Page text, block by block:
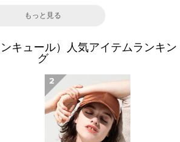
もっと見る
キュール）人気アイテムランキン
グ
2